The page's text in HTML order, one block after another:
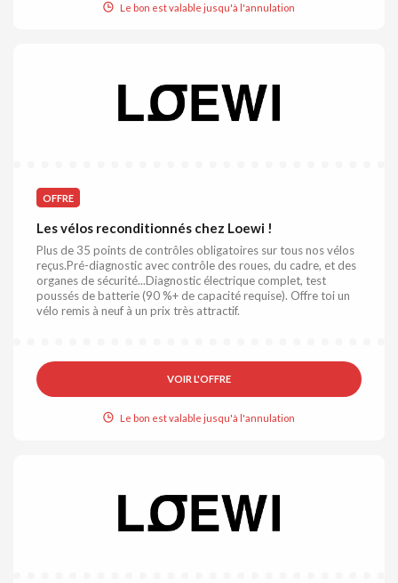
Le bon est valable jusqu'à l'annulation
OFFRE
Les vélos reconditionnés chez Loewi !
Plus de 35 points de contrôles obligatoires sur tous nos vélos
reçus.Pré-diagnostic avec contrôle des roues, du cadre, et des
organes de sécurité...Diagnostic électrique complet, test
poussés de batterie (90 %+ de capacité requise). Offre toi un
vélo remis à neuf à un prix très attractif.
VOIR L'OFFRE
Le bon est valable jusqu'à l'annulation